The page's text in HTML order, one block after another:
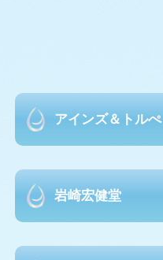
アインズ＆トルぺ
岩崎宏健堂